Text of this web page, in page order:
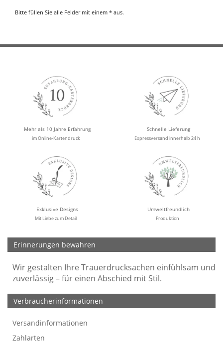
Bitte füllen Sie alle Felder mit einem * aus.
Mehr als 10 Jahre Erfahrung
im Online-Kartendruck
Schnelle Lieferung
Expressversand innerhalb 24 h
Exklusive Designs
Mit Liebe zum Detail
Umweltfreundlich
Produktion
Erinnerungen bewahren
Wir gestalten Ihre Trauerdrucksachen einfühlsam und
zuverlässig – für einen Abschied mit Stil.
Verbraucherinformationen
Versandinformationen
Zahlarten
Werbefreie Trauerkarten
Tipps
So bestellen Sie
Preise und Muster
Texte für Trauerkarten
Texte für Kondolenzkarten